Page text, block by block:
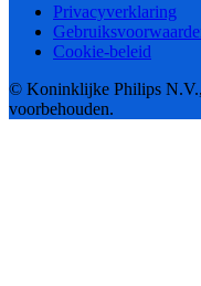
Privacyverklaring
Cookie-beleid
© Koninklijke Philips
voorbehouden.